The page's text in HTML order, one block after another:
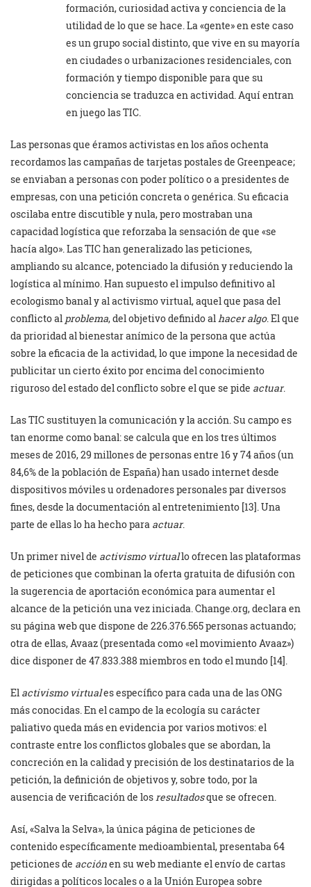
formación, curiosidad activa y conciencia de la
utilidad de lo que se hace. La «gente» en este caso
es un grupo social distinto, que vive en su mayoría
en ciudades o urbanizaciones residenciales, con
formación y tiempo disponible para que su
conciencia se traduzca en actividad. Aquí entran
en juego las TIC.
Las personas que éramos activistas en los años ochenta
recordamos las campañas de tarjetas postales de Greenpeace;
se enviaban a personas con poder político o a presidentes de
empresas, con una petición concreta o genérica. Su eficacia
oscilaba entre discutible y nula, pero mostraban una
capacidad logística que reforzaba la sensación de que «se
hacía algo». Las TIC han generalizado las peticiones,
ampliando su alcance, potenciado la difusión y reduciendo la
logística al mínimo. Han supuesto el impulso definitivo al
ecologismo banal y al activismo virtual, aquel que pasa del
conflicto al problema, del objetivo definido alhacer algo. El que
da prioridad al bienestar anímico de la persona que actúa
sobre la eficacia de la actividad, lo que impone la necesidad de
publicitar un cierto éxito por encima del conocimiento
riguroso del estado del conflicto sobre el que se pide actuar.
Las TIC sustituyen la comunicación y la acción. Su campo es
tan enorme como banal: se calcula que en los tres últimos
meses de 2016, 29 millones de personas entre 16 y 74 años (un
84,6% de la población de España) han usado internet desde
dispositivos móviles u ordenadores personales par diversos
fines, desde la documentación al entretenimiento [13]. Una
parte de ellas lo ha hecho para actuar.
Un primer nivel de activismo virtuallo ofrecen las plataformas
de peticiones que combinan la oferta gratuita de difusión con
la sugerencia de aportación económica para aumentar el
alcance de la petición una vez iniciada. Change.org, declara en
su página web que dispone de 226.376.565 personas actuando;
otra de ellas, Avaaz (presentada como «el movimiento Avaaz»)
dice disponer de 47.833.388 miembros en todo el mundo [14].
El activismo virtuales específico para cada una de las ONG
más conocidas. En el campo de la ecología su carácter
paliativo queda más en evidencia por varios motivos: el
contraste entre los conflictos globales que se abordan, la
concreción en la calidad y precisión de los destinatarios de la
petición, la definición de objetivos y, sobre todo, por la
ausencia de verificación de losresultadosque se ofrecen.
Así, «Salva la Selva», la única página de peticiones de
contenido específicamente medioambiental, presentaba 64
peticiones de acciónen su web mediante el envío de cartas
dirigidas a políticos locales o a la Unión Europea sobre